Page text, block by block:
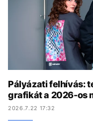
Pályázati felhívás:
grafikát a 2026-os
2026.7.22 17:32